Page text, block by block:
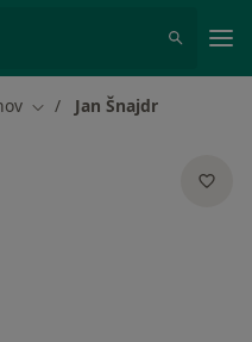
Změna města
Jan Šnajdr